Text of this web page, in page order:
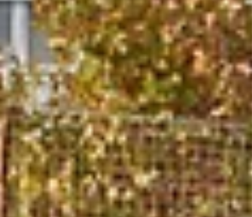
tarde de merienda y compañía con nuestros
mayores. Elementos donados a la residencia
Aunque durante el año realizamos diversos
actos y acciones, en estas fechas es
en la Federación de Peñas realizar este tipo